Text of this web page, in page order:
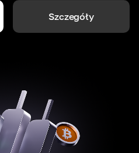
Szczegóły